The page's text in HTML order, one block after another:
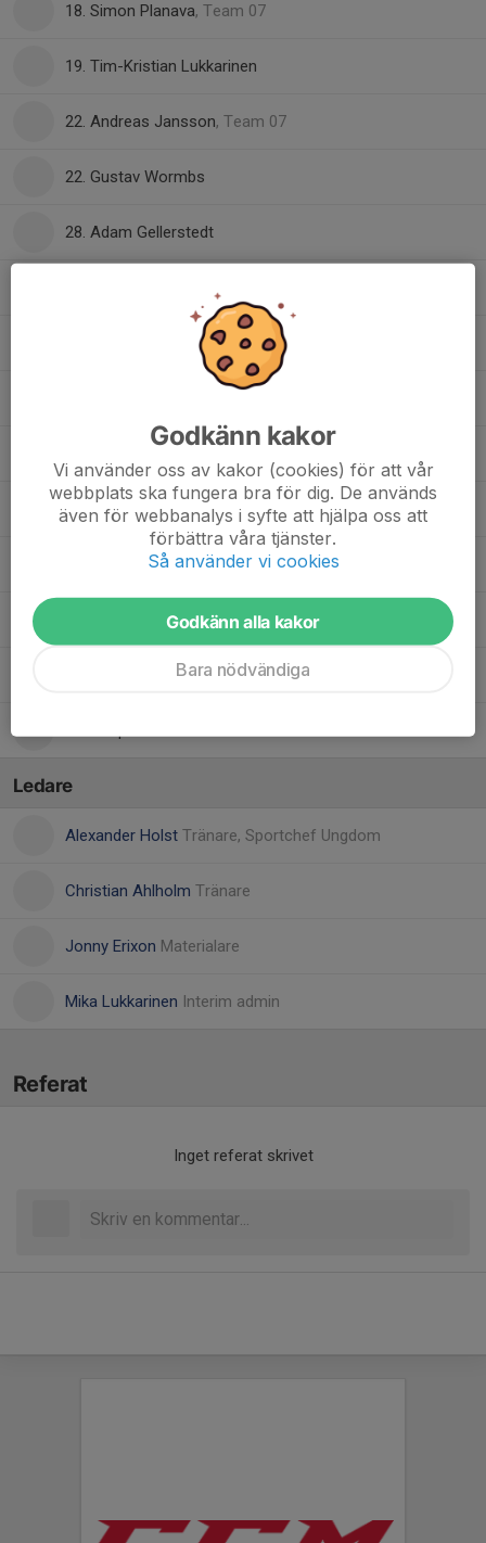
18. Simon Planava, Team 07
19. Tim-Kristian Lukkarinen
22. Andreas Jansson, Team 07
22. Gustav Wormbs
28. Adam Gellerstedt
, Team 07
43. Wilfred Liss-Larsson
45. Lucas Ahlholm
48. Elliott Boström
51. Sebastian Borg
Ledare
Alexander Holst Tränare, Sportchef Ungdom
Christian Ahlholm Tränare
Jonny Erixon Materialare
Mika Lukkarinen Interim admin
Referat
Inget referat skrivet
Godkänn kakor
Vi använder oss av kakor (cookies) för att vår
webbplats ska fungera bra för dig. De används
även för webbanalys i syfte att hjälpa oss att
förbättra våra tjänster.
Så använder vi cookies
Godkänn alla kakor
Bara nödvändiga